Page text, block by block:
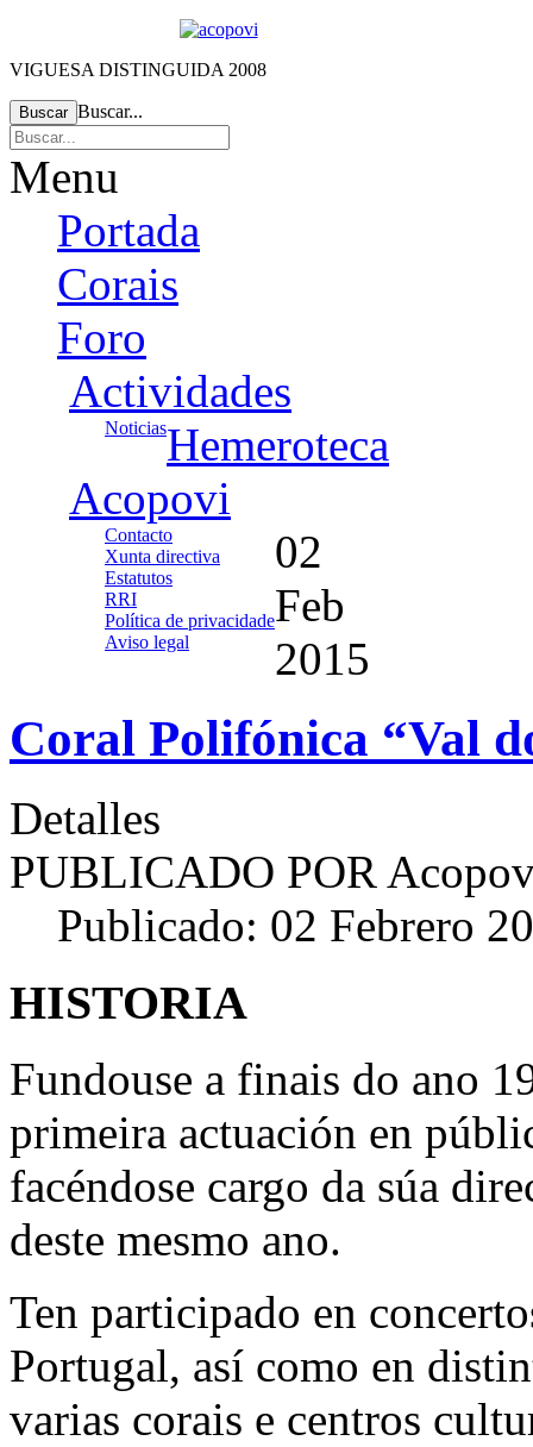
VIGUESA DISTINGUIDA 2008
Buscar Buscar...
Menu
Portada
Corais
Foro
Actividades
NoticiasHemeroteca
Acopovi
Contacto
Xunta directiva
Estatutos
RRI
Política de privacidade
Aviso legal
02
Feb
2015
Coral Polifónica “Val
Detalles
PUBLICADO POR
Publicado: 02 Febrero
HISTORIA
Fundouse a finais do ano
primeira actuación en
facéndose cargo da súa
deste mesmo ano.
Ten participado en
Portugal, así como en
varias corais e centros